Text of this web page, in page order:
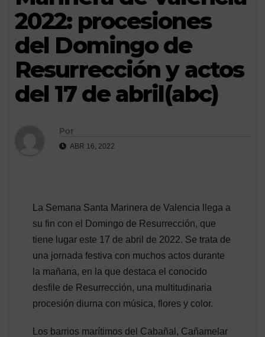
2022: procesiones
del Domingo de
Resurrección y actos
del 17 de abril(abc)
Por
ABR 16, 2022
La Semana Santa Marinera de Valencia llega a
su fin con el Domingo de Resurrección, que
tiene lugar este 17 de abril de 2022. Se trata de
una jornada festiva con muchos actos durante
la mañana, en la que destaca el conocido
desfile de Resurrección, una multitudinaria
procesión diurna con música, flores y color.
Los barrios marítimos del Cabañal, Cañamelar